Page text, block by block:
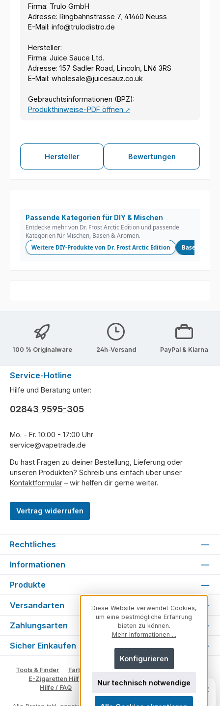
Firma: Trulo GmbH
Adresse: Ringbahnstrasse 7, 41460 Neuss
E-Mail: info@trulodistro.de
Hersteller:
Firma: Juice Sauce Ltd.
Adresse: 157 Sadler Road, Lincoln, LN6 3RS
E-Mail: wholesale@juicesauz.co.uk
Gebrauchtsinformationen (BPZ):
Produkthinweise-PDF öffnen ↗
Hersteller Bewertungen
Passende Kategorien für DIY & Mischen
Entdecke mehr von Dr. Frost Arctic Edition und passende
Kategorien für Mischen, Basen & Aromen.
Weitere DIY-Produkte von Dr. Frost Arctic Edition Basen
100 % Originalware 24h-Versand PayPal & Klarna
Service-Hotline
Hilfe und Beratung unter:
02843 9595-305
Mo. - Fr. 10:00 - 17:00 Uhr
service@vapetrade.de
Du hast Fragen zu deiner Bestellung, Lieferung oder
unseren Produkten? Schreib uns einfach über unser
Kontaktformular – wir helfen dir gerne weiter.
Vertrag widerrufen
Rechtliches
Informationen
Produkte
Versandarten
Zahlungsarten
Sicher Einkaufen
Tools & Finder Farben & Varianten
Geschmack suchen
E-Zigaretten Hilfe
Fachberater
Vape Ratgeber
Hilfe / FAQ
Glossar Impressum Kontakt
Unsicher, welches Produkt zu dir
×
Diese Website verwendet Cookies,
um eine bestmögliche Erfahrung
bieten zu können.
Mehr Informationen ...
Nur technisch notwendige
Konfigurieren